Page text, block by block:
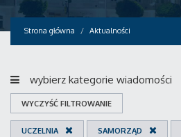
Strona główna Aktualności
wybierz kategorie wiadomości
WYCZYŚĆ FILTROWANIE
UCZELNIA SAMORZĄD